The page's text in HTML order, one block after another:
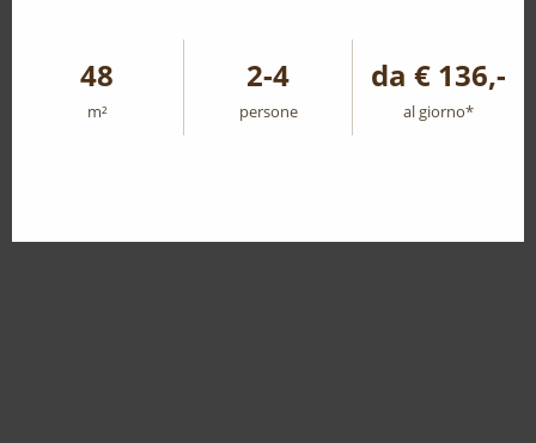
48
m²
2-4
persone
da € 136,-
al giorno*